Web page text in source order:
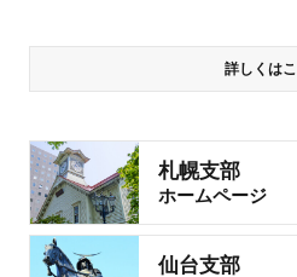
詳しくは
札幌支部
ホームページ
仙台支部